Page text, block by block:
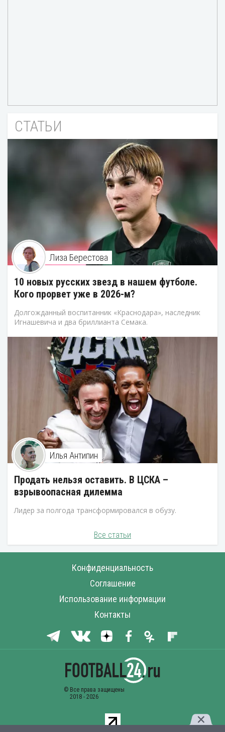
СТАТЬИ
Лиза Берестова
10 новых русских звезд в нашем футболе.
Кого прорвет уже в 2026-м?
Долгожданный воспитанник «Краснодара», наследник
Игнашевича и два бриллианта Семака.
Илья Антипин
Продать нельзя оставить. В ЦСКА –
взрывоопасная дилемма
Лидер за полгода трансформировался в обузу.
Все статьи
Конфиденциальность
Соглашение
Использование информации
Контакты